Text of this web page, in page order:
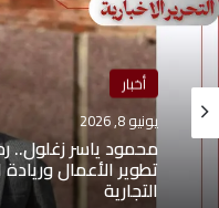
أخبار
يونيو 8, 2026
محمود ياسر
تطوير الأعمال
التجارية